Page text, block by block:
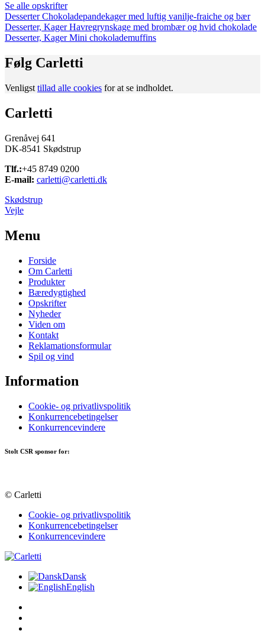
Se alle opskrifter
Desserter Chokoladepandekager med luftig vanilje-fraiche og bær
Desserter, Kager Havregrynskage med brombær og hvid chokolade
Desserter, Kager Mini chokolademuffins
Følg Carletti
Venligst tillad alle cookies for at se indholdet.
Carletti
Grenåvej 641
DK-8541 Skødstrup
Tlf.:+45 8749 0200
E-mail: carletti@carletti.dk
Skødstrup
Vejle
Menu
Forside
Om Carletti
Produkter
Bæredygtighed
Opskrifter
Nyheder
Viden om
Kontakt
Reklamationsformular
Spil og vind
Information
Cookie- og privatlivspolitik
Konkurrencebetingelser
Konkurrencevindere
Stolt CSR sponsor for:
© Carletti
Cookie- og privatlivspolitik
Konkurrencebetingelser
Konkurrencevindere
Dansk
English